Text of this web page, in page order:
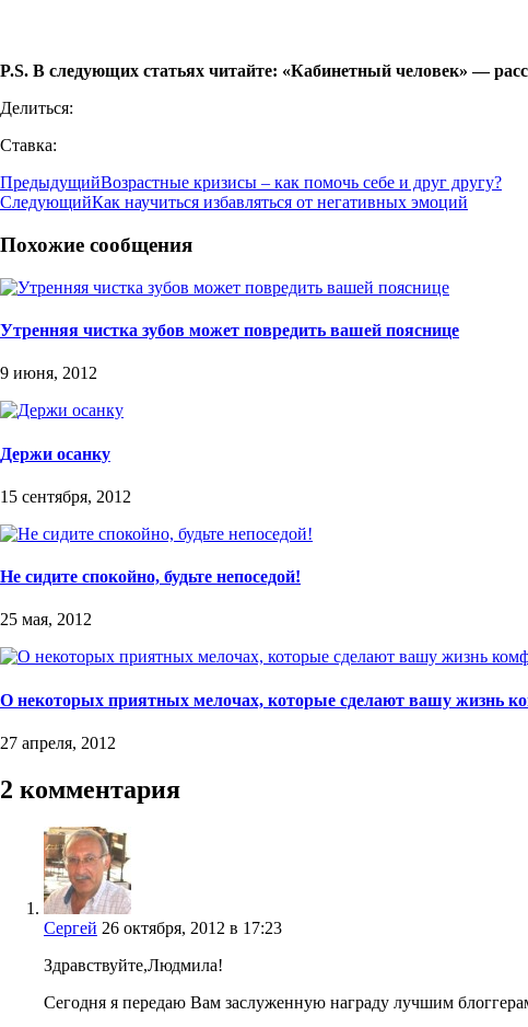
P.S. В следующих статьях читайте: «Кабинетный человек» —
Делиться:
Ставка:
ПредыдущийВозрастные кризисы – как помочь себе и друг другу?
СледующийКак научиться избавляться от негативных эмоций
Похожие сообщения
Утренняя чистка зубов может повредить вашей пояснице
9 июня, 2012
Держи осанку
15 сентября, 2012
Не сидите спокойно, будьте непоседой!
25 мая, 2012
О некоторых приятных мелочах, которые сделают вашу жизнь
27 апреля, 2012
2 комментария
Сергей 26 октября, 2012 в 17:23
Здравствуйте,Людмила!
Сегодня я передаю Вам заслуженную награду лучшим